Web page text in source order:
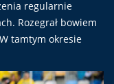
regularnie
Rozegrał bowiem
tamtym okresie